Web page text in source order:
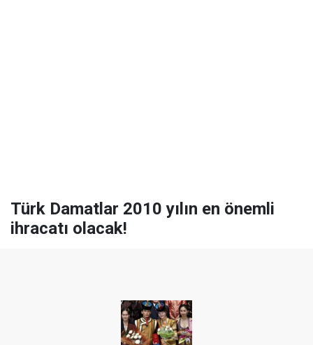
Türk Damatlar 2010 yılın en önemli
ihracatı olacak!